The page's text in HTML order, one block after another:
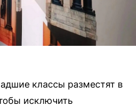
классы разместят в
исключить